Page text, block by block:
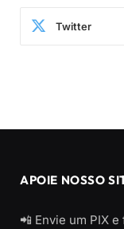
Twitter
APOIE NOSSO
📲 Envie um PIX